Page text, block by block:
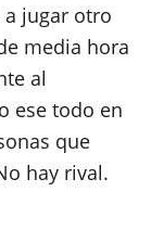
a jugar otro
media hora
al
ese todo en
que
hay rival.